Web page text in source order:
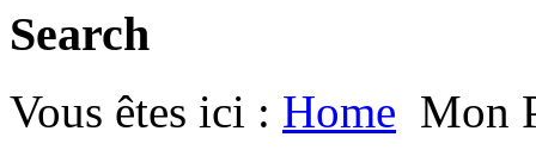
Search
Vous êtes ici : Home Mon